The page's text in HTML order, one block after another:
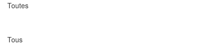
Toutes
Tous